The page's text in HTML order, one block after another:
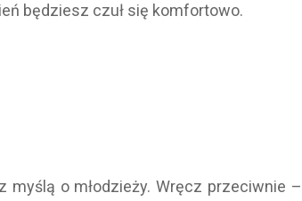
będziesz czuł się komfortowo.
o młodzieży. Wręcz przeciwnie –